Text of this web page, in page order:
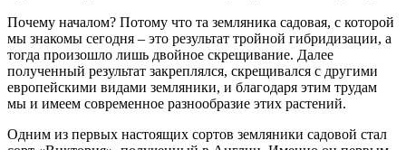
Почему началом? Потому что та земляника садовая, с которой
мы знакомы сегодня – это результат тройной гибридизации, а
тогда произошло лишь двойное скрещивание. Далее
полученный результат закреплялся, скрещивался с другими
европейскими видами земляники, и благодаря этим трудам
мы и имеем современное разнообразие этих растений.
Одним из первых настоящих сортов земляники садовой стал